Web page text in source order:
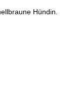
Hündin.